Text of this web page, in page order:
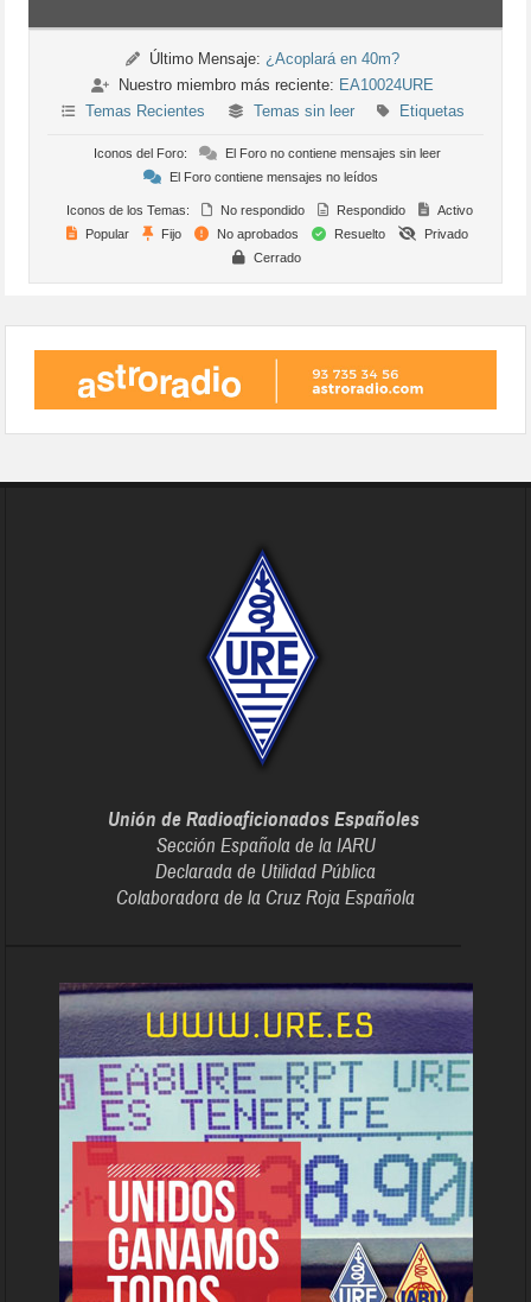
Último Mensaje: ¿Acoplará en 40m?
Nuestro miembro más reciente: EA10024URE
Temas Recientes
Temas sin leer Etiquetas
Iconos del Foro:
El Foro no contiene mensajes sin leer
El Foro contiene mensajes no leídos
Iconos de los Temas: No respondido Respondido
Activo
Popular
Fijo No aprobados Resuelto
Privado
Cerrado
Unión de Radioaficionados Españoles
Sección Española de la IARU
Declarada de Utilidad Pública
Colaboradora de la Cruz Roja Española